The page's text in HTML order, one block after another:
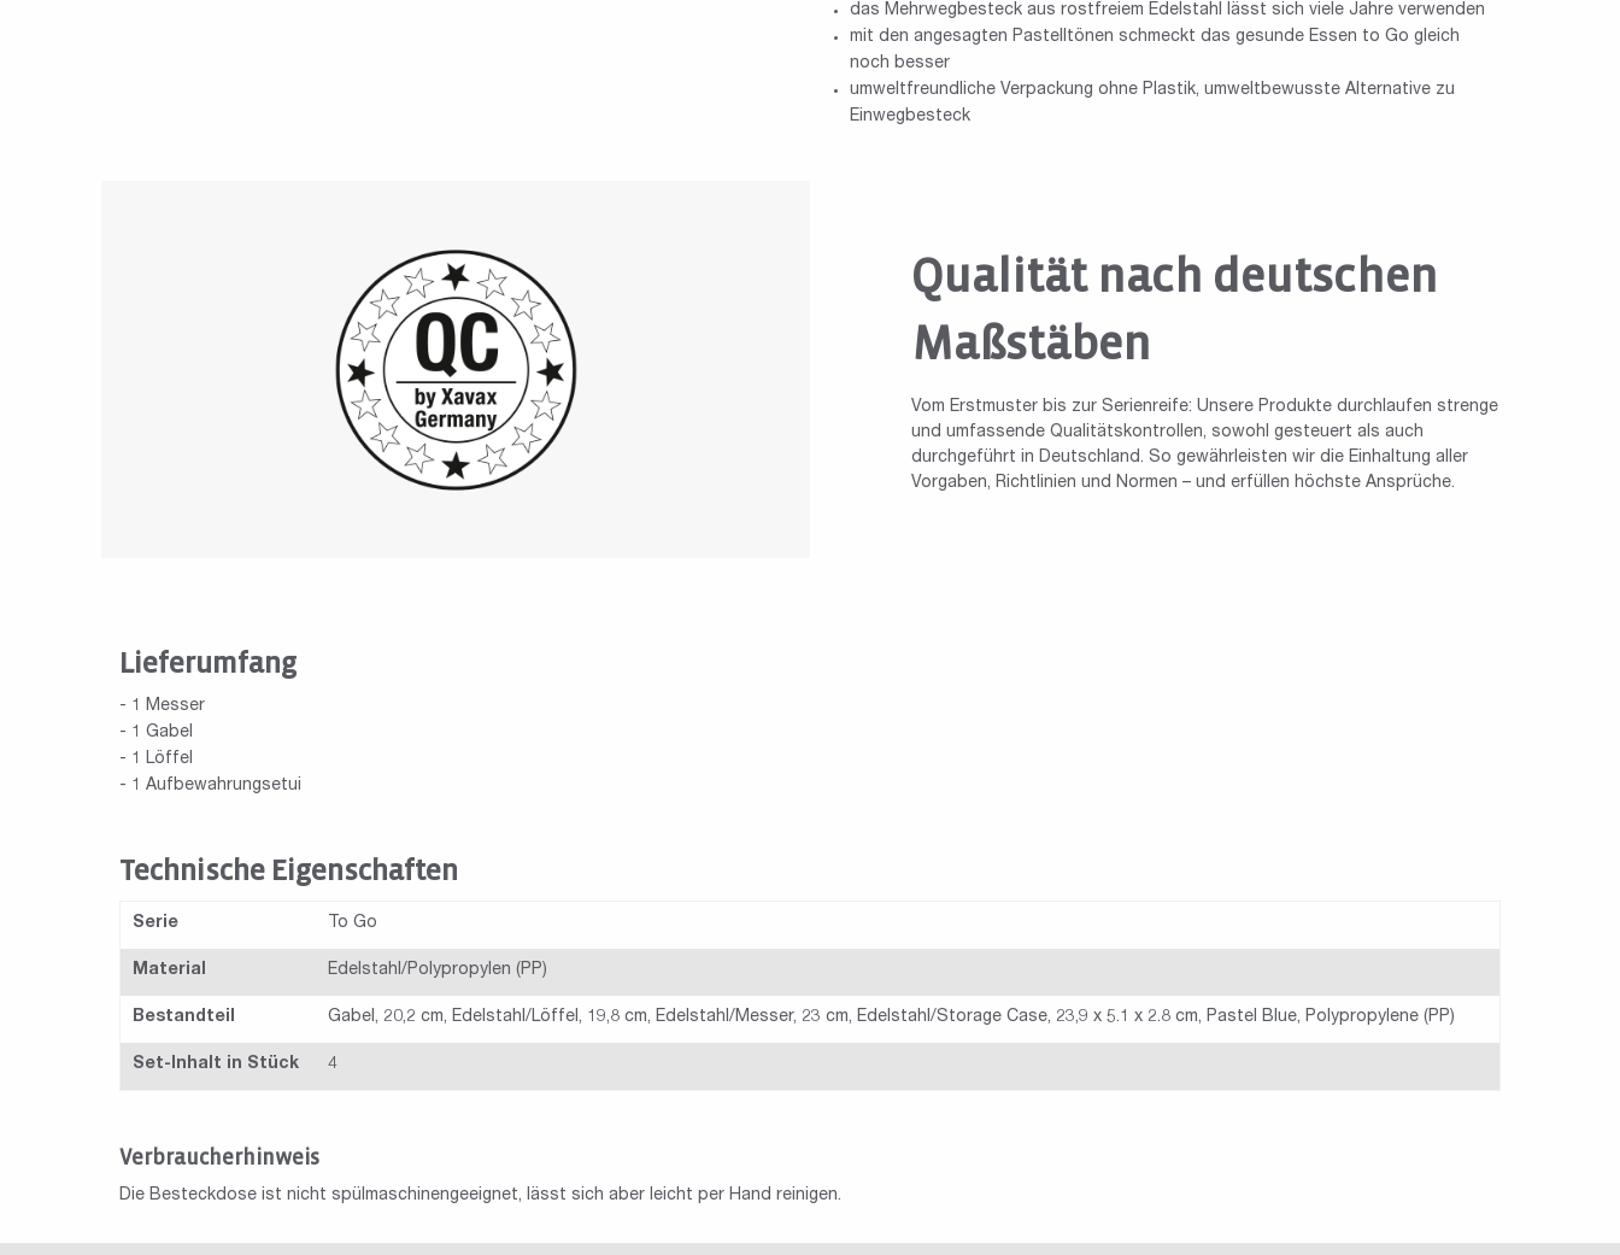
das Mehrwegbesteck aus rostfreiem Edelstahl lässt sich viele Jahre verwenden
mit den angesagten Pastelltönen schmeckt das gesunde Essen to Go gleich
noch besser
umweltfreundliche Verpackung ohne Plastik, umweltbewusste Alternative zu
Einwegbesteck
Qualität nach deutschen
Maßstäben
Vom Erstmuster bis zur Serienreife: Unsere Produkte durchlaufen strenge
und umfassende Qualitätskontrollen, sowohl gesteuert als auch
durchgeführt in Deutschland. So gewährleisten wir die Einhaltung aller
Vorgaben, Richtlinien und Normen – und erfüllen höchste Ansprüche.
Lieferumfang
- 1 Messer
- 1 Gabel
- 1 Löffel
- 1 Aufbewahrungsetui
Technische Eigenschaften
Serie To Go
Material Edelstahl/Polypropylen (PP)
Bestandteil Gabel, 20,2 cm, Edelstahl/Löffel, 19,8 cm, Edelstahl/Messer, 23 cm, Edelstahl/Storage Case, 23,9 x 5.1 x 2.8 cm, Pastel Blue, Polypropylene (PP)
Set-Inhalt in Stück 4
Verbraucherhinweis
Die Besteckdose ist nicht spülmaschinengeeignet, lässt sich aber leicht per Hand reinigen.